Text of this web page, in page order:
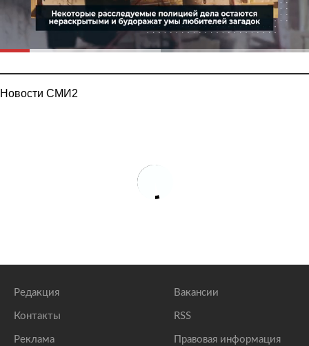
Новости СМИ2
Редакция
Контакты
Реклама
Вакансии
RSS
Правовая информация